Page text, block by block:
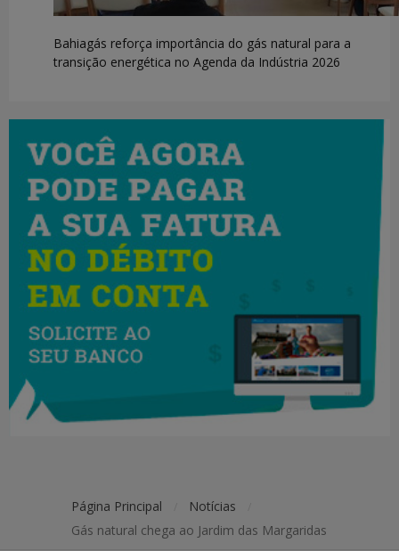
Bahiagás reforça importância do gás natural para a
transição energética no Agenda da Indústria 2026
Página Principal Notícias
Gás natural chega ao Jardim das Margaridas